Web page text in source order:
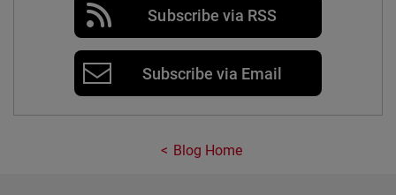
Subscribe via RSS
Subscribe via Email
Blog Home